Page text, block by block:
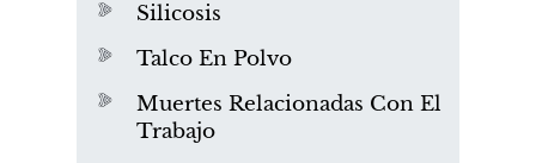
Silicosis
Talco En Polvo
Muertes Relacionadas Con El
Trabajo